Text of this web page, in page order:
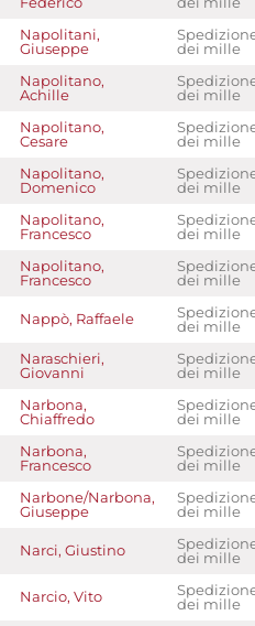
Napolitani,
Giuseppe
dei mille
Napolitano,
Achille
dei mille
Napolitano,
Cesare
dei mille
Napolitano,
Domenico
dei mille
Napolitano,
Francesco
dei mille
Napolitano,
Francesco
dei mille
Nappò, Raffaele
dei mille
Naraschieri,
Giovanni
dei mille
Narbona,
Chiaffredo
dei mille
Narbona,
Francesco
dei mille
Narbone/Narbona,
Giuseppe
dei mille
Narci, Giustino
dei mille
Narcio, Vito
dei mille